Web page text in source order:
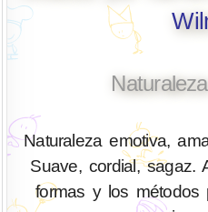
Naturaleza emotiva,
Suave, cordial, sagaz.
formas y los métodos